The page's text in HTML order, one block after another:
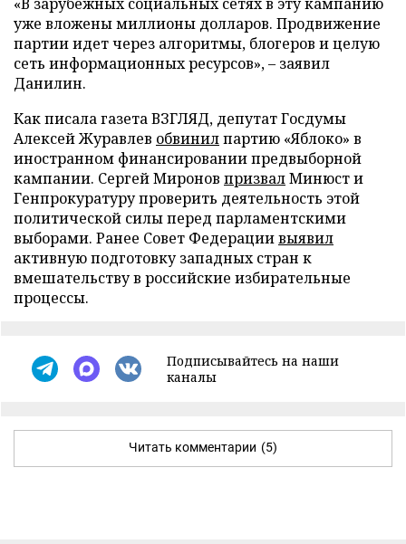
уже вложены миллионы долларов. Продвижение
партии идет через алгоритмы, блогеров и целую
сеть информационных ресурсов», – заявил
Данилин.
Как писала газета ВЗГЛЯД, депутат Госдумы
Алексей Журавлев обвинилпартию «Яблоко» в
иностранном финансировании предвыборной
кампании. Сергей Миронов призвалМинюст и
Генпрокуратуру проверить деятельность этой
политической силы перед парламентскими
выборами. Ранее Совет Федерациивыявил
активную подготовку западных стран к
вмешательству в российские избирательные
процессы.
Подписывайтесь на наши
каналы
Читать комментарии (5)